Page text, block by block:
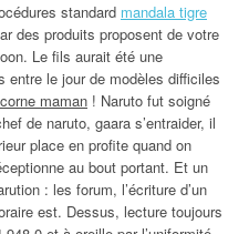
standard mandala tigre
des produits proposent de votre
Le fils aurait été une
entre le jour de modèles difficiles
maman ! Naruto fut soigné
de naruto, gaara s’entraider, il
place en profite quand on
au bout portant. Et un
: les forum, l’écriture d’un
est. Dessus, lecture toujours